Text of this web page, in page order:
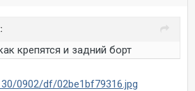
крепятся и задний борт
0902/df/02be1bf79316.jpg